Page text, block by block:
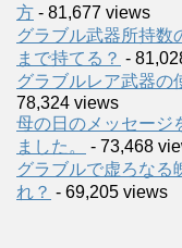
方 - 81,677 views
グラブル武器所持数
まで持てる？ -
グラブルレア武器の
78,324 views
母の日のメッセージ
ました。
- 73,468
グラブルで虚ろなる
れ？ - 69,205 views